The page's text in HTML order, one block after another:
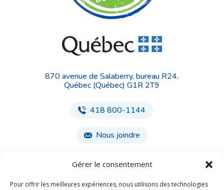
Gérer le consentement
Pour offrir les meilleures expériences, nous utilisons des technologies
870 avenue de Salaberry, bureau R24,
Québec (Québec) G1R 2T9
418 800-1144
Nous joindre